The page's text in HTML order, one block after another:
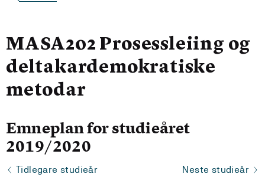
MASA202 Prosessleiing og
deltakardemokratiske
metodar
Emneplan for studieåret
2019/2020
Tidlegare studieår Neste studieår